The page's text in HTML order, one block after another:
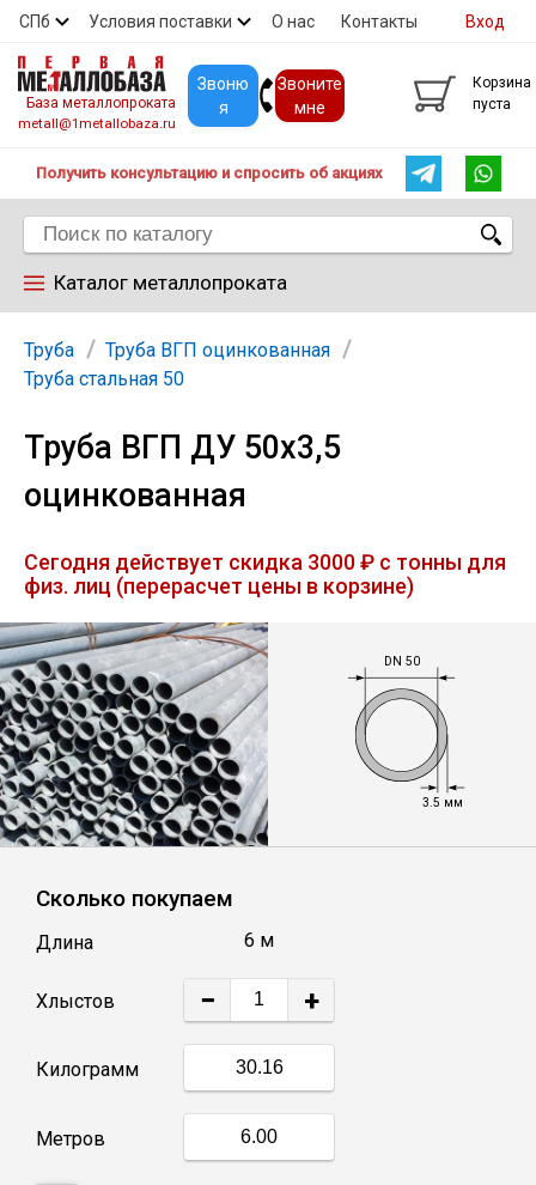
СПб Условия поставки О нас Контакты
Скидки Прайс Покупателям
Вход
База металлопроката
metall@1metallobaza.ru
Звоню
я
Звоните
мне
Корзина
пуста
Получить консультацию и спросить об акциях
Каталог металлопроката
Арматура
Труба
Лист
Уголок
Балка
Швеллер
Квадрат
Полоса
Катанка
Труба
Труба ВГП оцинкованная
Труба стальная 50
Труба ВГП ДУ 50х3,5
оцинкованная
Сегодня действует скидка 3000 ₽ с тонны для
физ. лиц (перерасчет цены в корзине)
DN 50
3.5 мм
Сколько покупаем
Длина 6 м
Хлыстов − +
Килограмм
Метров